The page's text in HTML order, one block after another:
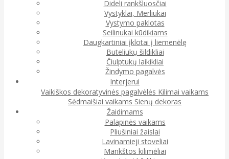
Dideli rankšluosčiai
Vystyklai, Merliukai
Vystymo paklotas
Seilinukai kūdikiams
Daugkartiniai įklotai į liemenėlę
Buteliukų šildikliai
Čiulptukų laikikliai
Žindymo pagalvės
Interjerui
Vaikiškos dekoratyvinės pagalvėlės Kilimai vaikams
Sėdmaišiai vaikams Sienų dekoras
Žaidimams
Palapinės vaikams
Pliušiniai žaislai
Lavinamieji stoveliai
Mankštos kilimėliai